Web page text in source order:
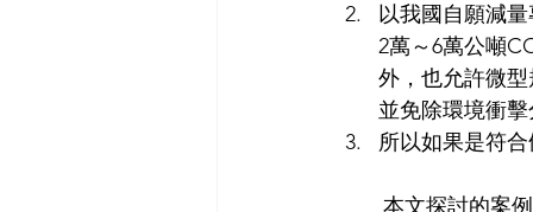
以我國自願減
2萬～6萬公噸
外，也允許微
並免除環境衝
所以如果是符